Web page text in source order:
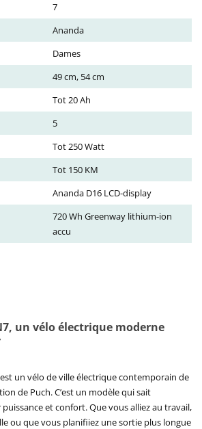
7
Ananda
Dames
49 cm, 54 cm
Tot 20 Ah
5
Tot 250 Watt
Tot 150 KM
Ananda D16 LCD-display
720 Wh Greenway lithium-ion
accu
un vélo électrique moderne
un vélo de ville électrique contemporain de
de Puch. C’est un modèle qui sait
et confort. Que vous alliez au travail,
ou que vous planifiiez une sortie plus longue